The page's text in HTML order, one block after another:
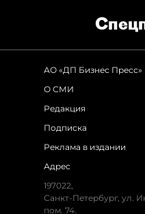
АО «ДП Бизнес Пресс»
О СМИ
Редакция
Подписка
Реклама в издании
Адрес
197022,
Санкт-Петербург, ул.
пом. 74.